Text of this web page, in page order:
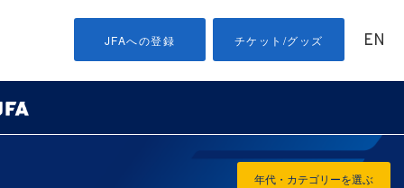
JFAへの登録 チケット/グッズ EN
年代・カテゴリーを選ぶ